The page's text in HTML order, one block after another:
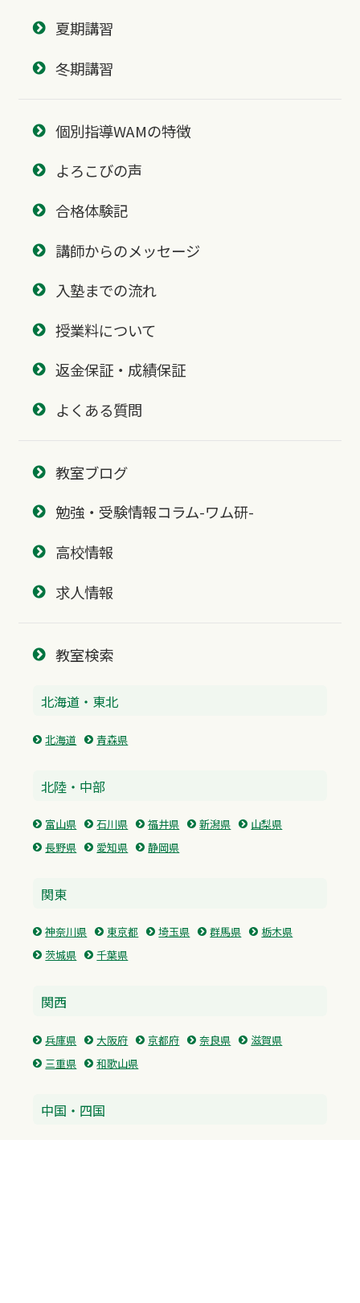
夏期講習
冬期講習
個別指導WAMの特徴
よろこびの声
合格体験記
講師からのメッセージ
入塾までの流れ
授業料について
返金保証・成績保証
よくある質問
教室ブログ
勉強・受験情報コラム-ワム研-
高校情報
求人情報
教室検索
北海道・東北
北海道 青森県
北陸・中部
富山県 石川県 福井県 新潟県
山梨県
長野県
愛知県 静岡県
関東
神奈川県 東京都 埼玉県 群馬県
栃木県
茨城県
千葉県
関西
兵庫県 大阪府 京都府 奈良県
滋賀県
三重県
和歌山県
中国・四国